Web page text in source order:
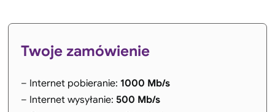
Twoje zamówienie
– Internet pobieranie: 1000 Mb/s
– Internet wysyłanie:500 Mb/s